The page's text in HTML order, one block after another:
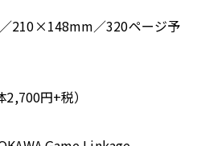
210×148mm／320ページ予
円+税）